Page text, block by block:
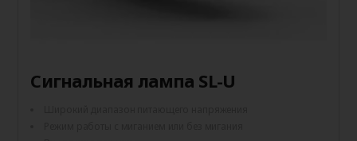
Сигнальная лампа SL-U